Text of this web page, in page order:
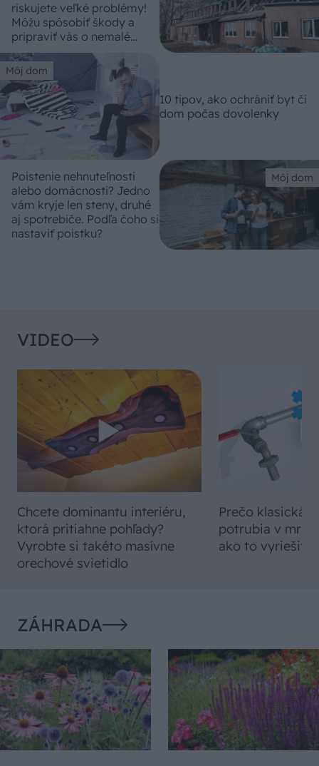
riskujete veľké problémy!
Môžu spôsobiť škody a
pripraviť vás o nemalé
peniaze
Môj dom
10 tipov, ako ochrániť byt či
dom počas dovolenky
Môj dom
Poistenie nehnuteľnosti
alebo domácnosti? Jedno
vám kryje len steny, druhé
aj spotrebiče. Podľa čoho si
nastaviť poistku?
VIDEO
Chcete dominantu interiéru,
ktorá pritiahne pohľady?
Vyrobte si takéto masívne
orechové svietidlo
Prečo klasická
potrubia v
ako to vyriešiť
ZÁHRADA